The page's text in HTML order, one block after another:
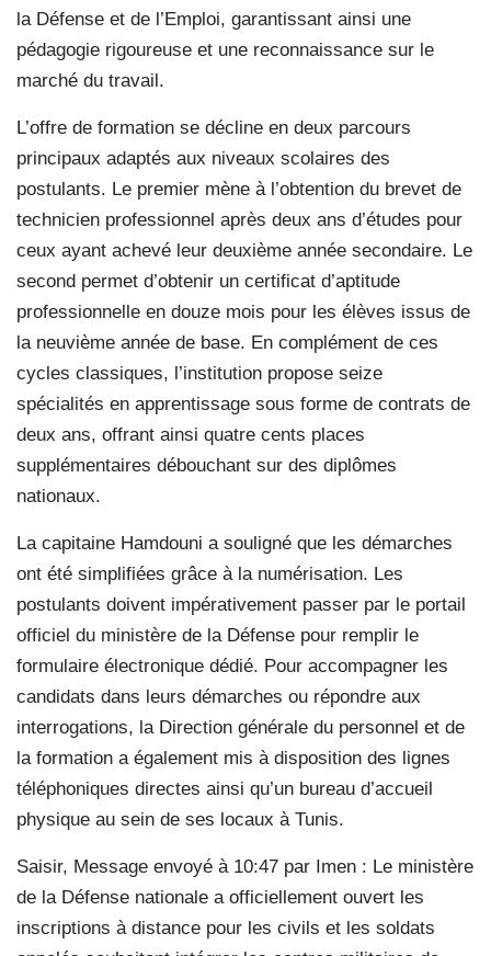
la Défense et de l’Emploi, garantissant ainsi une
pédagogie rigoureuse et une reconnaissance sur le
marché du travail.
L’offre de formation se décline en deux parcours
principaux adaptés aux niveaux scolaires des
postulants. Le premier mène à l’obtention du brevet de
technicien professionnel après deux ans d’études pour
ceux ayant achevé leur deuxième année secondaire. Le
second permet d’obtenir un certificat d’aptitude
professionnelle en douze mois pour les élèves issus de
la neuvième année de base. En complément de ces
cycles classiques, l’institution propose seize
spécialités en apprentissage sous forme de contrats de
deux ans, offrant ainsi quatre cents places
supplémentaires débouchant sur des diplômes
nationaux.
La capitaine Hamdouni a souligné que les démarches
ont été simplifiées grâce à la numérisation. Les
postulants doivent impérativement passer par le portail
officiel du ministère de la Défense pour remplir le
formulaire électronique dédié. Pour accompagner les
candidats dans leurs démarches ou répondre aux
interrogations, la Direction générale du personnel et de
la formation a également mis à disposition des lignes
téléphoniques directes ainsi qu’un bureau d’accueil
physique au sein de ses locaux à Tunis.
Saisir, Message envoyé à 10:47 par Imen : Le ministère
de la Défense nationale a officiellement ouvert les
inscriptions à distance pour les civils et les soldats